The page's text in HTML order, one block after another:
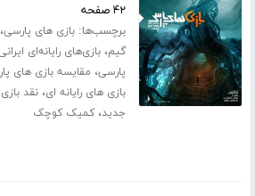
۴۲ صفحه
برچسب‌ها:بازی های پارسی
گیم،بازی‌های رایانه‌ای
پارسی، مقایسه بازی های
بازی های رایانه ای،نقد بازی
جدید،کمیک کوچک